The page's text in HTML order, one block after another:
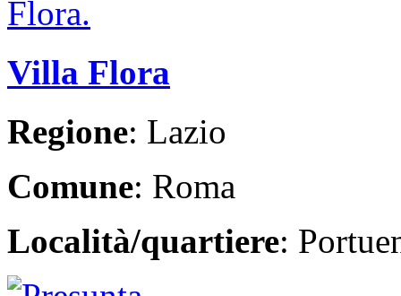
Villa Flora
Regione: Lazio
Comune: Roma
Località/quartiere: